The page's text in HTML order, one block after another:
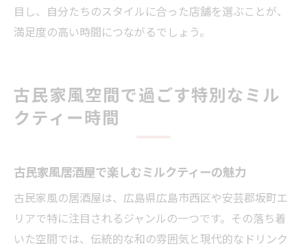
目し、自分たちのスタイルに合った店舗を選ぶことが、
満足度の高い時間につながるでしょう。
古民家風空間で過ごす特別なミル
クティー時間
古民家風居酒屋で楽しむミルクティーの魅力
古民家風の居酒屋は、広島県広島市西区や安芸郡坂町エ
リアで特に注目されるジャンルの一つです。その落ち着
いた空間では、伝統的な和の雰囲気と現代的なドリンク